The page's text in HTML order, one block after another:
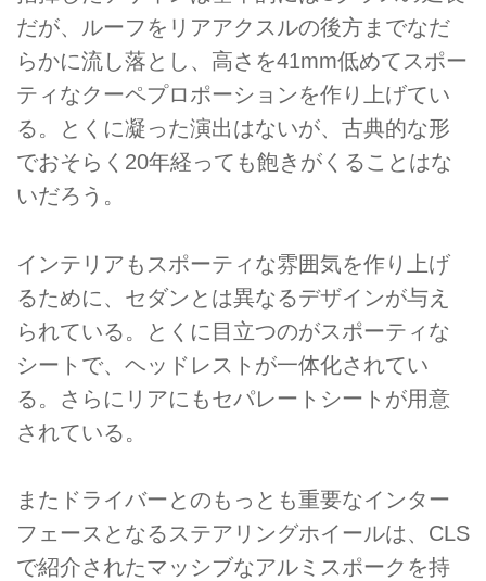
だが、ルーフをリアアクスルの後方までなだ
らかに流し落とし、高さを41mm低めてスポー
ティなクーペプロポーションを作り上げてい
る。とくに凝った演出はないが、古典的な形
でおそらく20年経っても飽きがくることはな
いだろう。
インテリアもスポーティな雰囲気を作り上げ
るために、セダンとは異なるデザインが与え
られている。とくに目立つのがスポーティな
シートで、ヘッドレストが一体化されてい
る。さらにリアにもセパレートシートが用意
されている。
またドライバーとのもっとも重要なインター
フェースとなるステアリングホイールは、CLS
で紹介されたマッシブなアルミスポークを持